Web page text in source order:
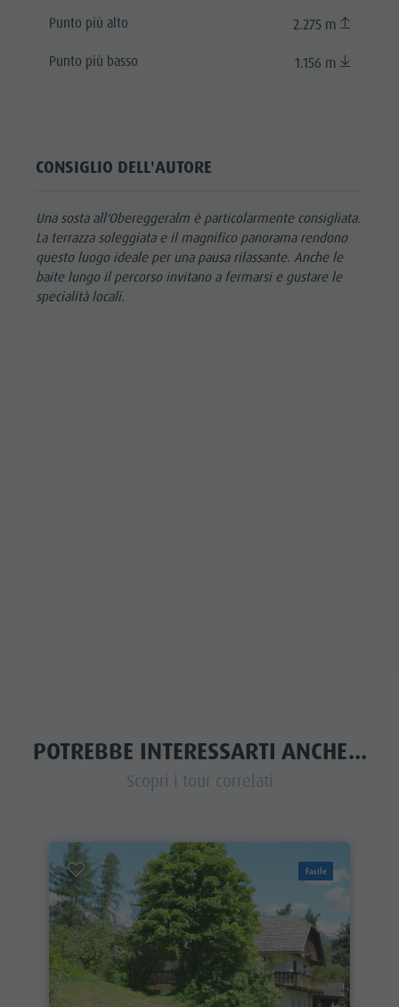
Punto più alto 2.275 m
Punto più basso 1.156 m
CONSIGLIO DELL'AUTORE
Una sosta all'Obereggeralm è particolarmente consigliata.
La terrazza soleggiata e il magnifico panorama rendono
questo luogo ideale per una pausa rilassante. Anche le
baite lungo il percorso invitano a fermarsi e gustare le
specialità locali.
POTREBBE INTERESSARTI ANCHE...
Scopri i tour correlati
Facile